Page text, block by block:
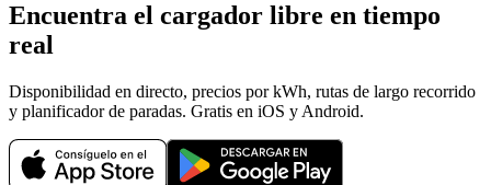
Encuentra el cargador libre en tiempo
real
Disponibilidad en directo, precios por kWh, rutas de largo recorrido
y planificador de paradas. Gratis en iOS y Android.